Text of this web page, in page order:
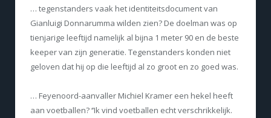
… tegenstanders vaak het identiteitsdocument van
Gianluigi Donnarumma wilden zien? De doelman was op
tienjarige leeftijd namelijk al bijna 1 meter 90 en de beste
keeper van zijn generatie. Tegenstanders konden niet
geloven dat hij op die leeftijd al zo groot en zo goed was.
… Feyenoord-aanvaller Michiel Kramer een hekel heeft
aan voetballen? ‘’Ik vind voetballen echt verschrikkelijk.